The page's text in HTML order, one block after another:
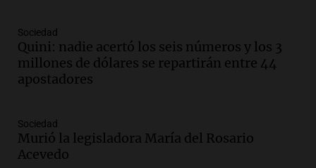
Audio.
un imperdible cordobés para los
amantes de la astronomía
Amamos los Domingos
la historia del club de Irlanda
revolucionado por hinchas argentinos
Amamos los Domingos
Sociedad
Quini: nadie acertó los seis números y los 3
millones de dólares se repartirán entre 44
apostadores
Sociedad
Murió la legisladora María del Rosario
Acevedo